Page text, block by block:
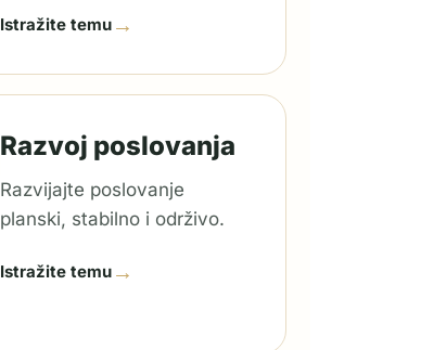
Istražite temu→
Razvoj poslovanja
Razvijajte poslovanje
planski, stabilno i održivo.
Istražite temu→